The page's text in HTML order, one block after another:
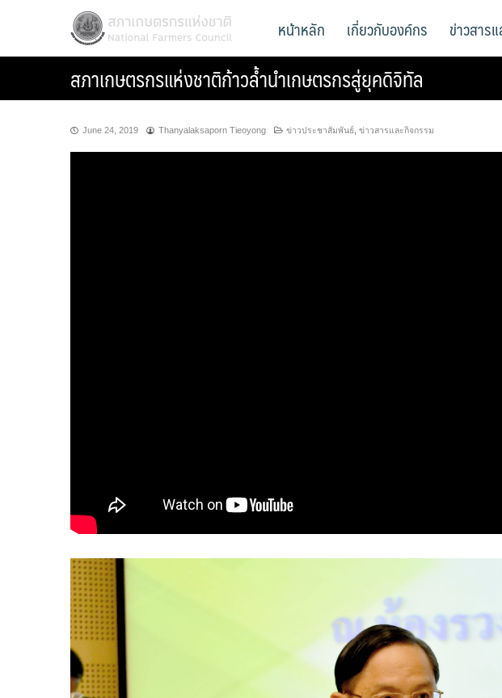
สภาเกษตรกรแห่งชาติ
National Farmers Council หน้าหลัก เกี่ยวกับองค์กร ข่าวสาร
สภาเกษตรกรแห่งชาติก้าวล้ำนำเกษตรกรสู่ยุคดิจิทัล
June 24, 2019 Thanyalaksaporn Tieoyong ข่าวประชาสัมพันธ์ ข่าวสารและกิจกรรม